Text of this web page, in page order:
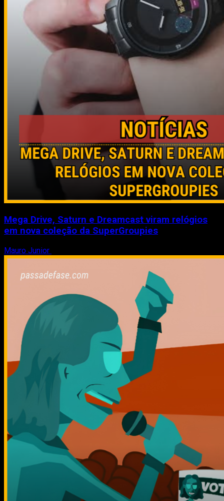
Mega Drive, Saturn e Dreamcast viram relógios
em nova coleção da SuperGroupies
Mauro Junior